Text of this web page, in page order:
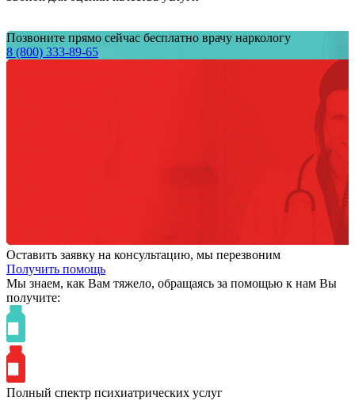
Позвоните прямо сейчас бесплатно врачу наркологу
8 (800) 333-89-65
Оставить заявку на консультацию, мы перезвоним
Получить помощь
Мы знаем, как Вам тяжело, обращаясь за помощью к нам Вы
получите:
Полный спектр психиатрических услуг